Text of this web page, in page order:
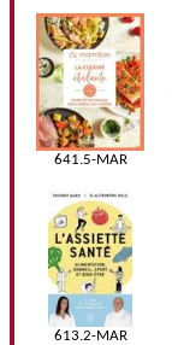
641.5-MAR
613.2-MAR